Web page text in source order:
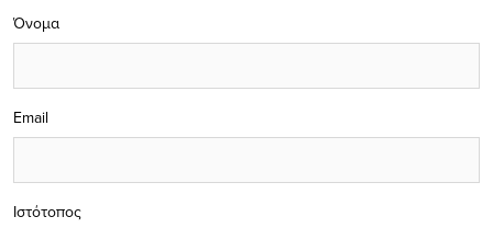
Όνομα
Email
Ιστότοπος